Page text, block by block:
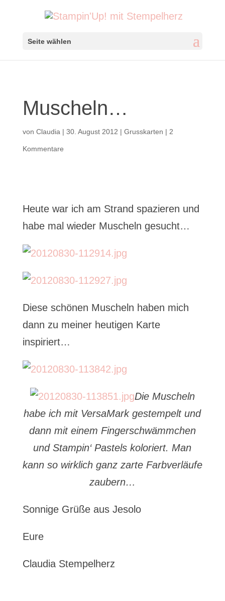
Seite wählen
Muscheln…
von Claudia | 30. August 2012 | Grusskarten | 2
Kommentare
Heute war ich am Strand spazieren und
habe mal wieder Muscheln gesucht…
Diese schönen Muscheln haben mich
dann zu meiner heutigen Karte
inspiriert…
Die Muscheln
habe ich mit VersaMark gestempelt und
dann mit einem Fingerschwämmchen
und Stampin‘ Pastels koloriert. Man
kann so wirklich ganz zarte Farbverläufe
zaubern…
Sonnige Grüße aus Jesolo
Eure
Claudia Stempelherz